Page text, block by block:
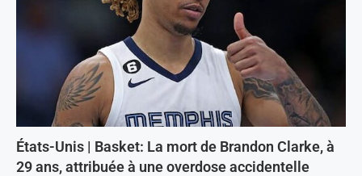
États-Unis | Basket: La mort de Brandon Clarke, à
29 ans, attribuée à une overdose accidentelle